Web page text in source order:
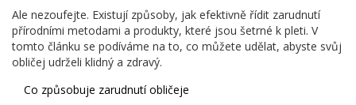
Ale nezoufejte. Existují způsoby, jak efektivně řídit zarudnutí
přírodními metodami a produkty, které jsou šetrné k pleti. V
tomto článku se podíváme na to, co můžete udělat, abyste svůj
obličej udrželi klidný a zdravý.
Co způsobuje zarudnutí obličeje